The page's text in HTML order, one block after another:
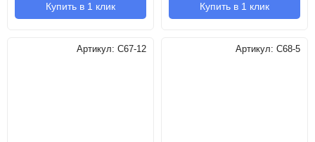
Купить в 1 клик Купить в 1 клик
Артикул: C67-12 Артикул: C68-5